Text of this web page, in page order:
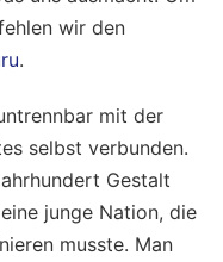
wir den
.
mit der
selbst verbunden.
Gestalt
junge Nation, die
musste. Man